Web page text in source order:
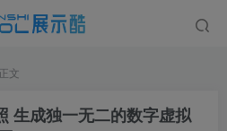
正文
生成独一无二的数字虚拟